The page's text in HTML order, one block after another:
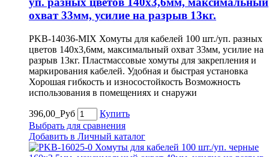
охват 33мм, усилие на разрыв 13кг.
PKB-14036-MIX Хомуты для кабелей 100 шт./уп. разных
цветов 140х3,6мм, максимальный охват 33мм, усилие на
разрыв 13кг. Пластмассовые хомуты для закрепления и
маркирования кабелей. Удобная и быстрая установка
Хорошая гибкость и износостойкость Возможность
использования в помещениях и снаружи
396,00_Руб
Купить
Выбрать для сравнения
Добавить в Личный каталог